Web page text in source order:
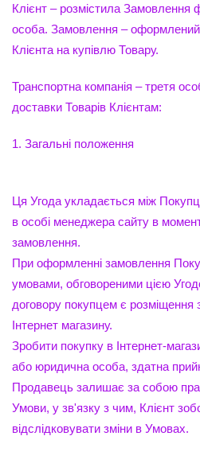
Клієнт – розмістила Замовлення
особа. Замовлення –
Клієнта на купівлю Товару.
Транспортна компанія – третя
доставки Товарів Клієнтам:
1. Загальні положення
Ця Угода укладається між
в особі менеджера сайту в
замовлення.
При оформленні замовлення
умовами, обговореними цією
договору покупцем є розміщення
Інтернет магазину.
Зробити покупку в Інтернет-
або юридична особа, здатна
Продавець залишає за собою
Умови, у зв'язку з чим, Клієнт
відслідковувати зміни в Умовах.